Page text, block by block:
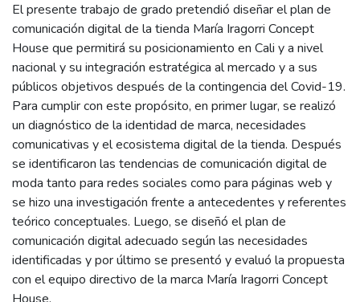
El presente trabajo de grado pretendió diseñar el plan de
comunicación digital de la tienda María Iragorri Concept
House que permitirá su posicionamiento en Cali y a nivel
nacional y su integración estratégica al mercado y a sus
públicos objetivos después de la contingencia del Covid-19.
Para cumplir con este propósito, en primer lugar, se realizó
un diagnóstico de la identidad de marca, necesidades
comunicativas y el ecosistema digital de la tienda. Después
se identificaron las tendencias de comunicación digital de
moda tanto para redes sociales como para páginas web y
se hizo una investigación frente a antecedentes y referentes
teórico conceptuales. Luego, se diseñó el plan de
comunicación digital adecuado según las necesidades
identificadas y por último se presentó y evaluó la propuesta
con el equipo directivo de la marca María Iragorri Concept